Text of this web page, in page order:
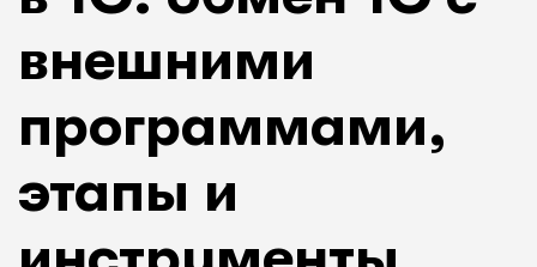
внешними
программами,
этапы и